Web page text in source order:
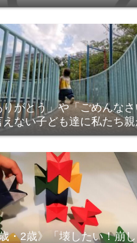
りがとう」や「ごめんな
えない子ども達に私たち親
こと
・2歳》「壊したい！崩